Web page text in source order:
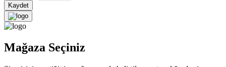
Kaydet
Mağaza Seçiniz